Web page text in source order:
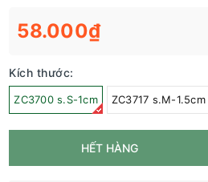
58.000₫
Kích thước:
ZC3700 s.S-1cm ZC3717 s.M-1.5cm
HẾT HÀNG